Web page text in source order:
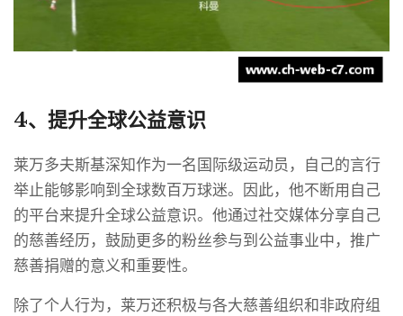
4、提升全球公益意识
莱万多夫斯基深知作为一名国际级运动员，自己的言行
举止能够影响到全球数百万球迷。因此，他不断用自己
的平台来提升全球公益意识。他通过社交媒体分享自己
的慈善经历，鼓励更多的粉丝参与到公益事业中，推广
慈善捐赠的意义和重要性。
除了个人行为，莱万还积极与各大慈善组织和非政府组